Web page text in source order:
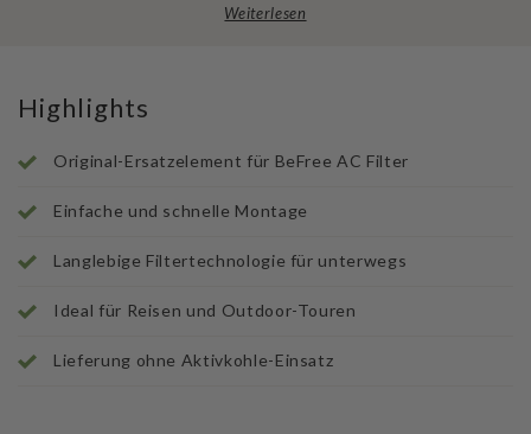
Weiterlesen
Highlights
Original-Ersatzelement für BeFree AC Filter
Einfache und schnelle Montage
Langlebige Filtertechnologie für unterwegs
Ideal für Reisen und Outdoor-Touren
Lieferung ohne Aktivkohle-Einsatz